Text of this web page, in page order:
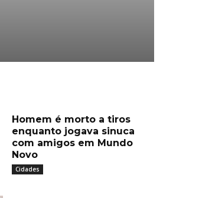
Homem é morto a tiros
enquanto jogava sinuca
com amigos em Mundo
Novo
Cidades